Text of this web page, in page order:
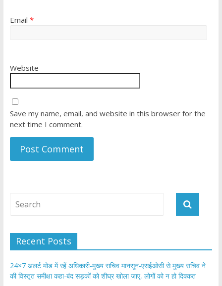
Email *
Website
Save my name, email, and website in this browser for the
next time I comment.
Recent Posts
24×7 अलर्ट मोड में रहें अधिकारी-मुख्य सचिव मानसून-एसईओसी से मुख्य सचिव ने
की विस्तृत समीक्षा कहा-बंद सड़कों को शीघ्र खोला जाए, लोगों को न हो दिक्कत